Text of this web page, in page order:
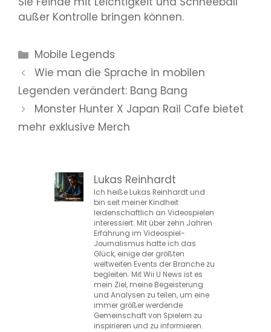
außer Kontrolle bringen können.
Kategorien
Mobile Legends
Wie man die Sprache in mobilen
Legenden verändert: Bang Bang
Monster Hunter X Japan Rail Cafe bietet
mehr exklusive Merch
Lukas Reinhardt
Ich heiße Lukas Reinhardt und
bin seit meiner Kindheit
leidenschaftlich an Videospielen
interessiert. Mit über zehn Jahren
Erfahrung im Videospiel-
Journalismus hatte ich das
Glück, einige der größten
weltweiten Events der Branche zu
begleiten. Mit Wii U News ist es
mein Ziel, meine Begeisterung
und Analysen zu teilen, um eine
immer größer werdende
Gemeinschaft von Spielern zu
inspirieren und zu informieren.